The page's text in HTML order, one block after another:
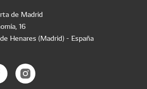
de Madrid
16
Henares (Madrid) - España